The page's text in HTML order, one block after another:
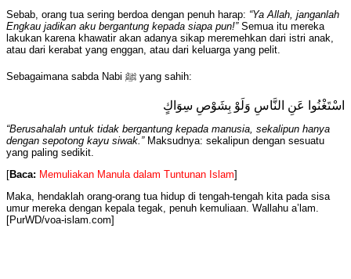
Sebab, orang tua sering berdoa dengan penuh harap: “Ya Allah, janganlah
Engkau jadikan aku bergantung kepada siapa pun!”Semua itu mereka
lakukan karena khawatir akan adanya sikap meremehkan dari istri anak,
atau dari kerabat yang enggan, atau dari keluarga yang pelit.
Sebagaimana sabda Nabi ﷺ yang sahih:
اسْتَغْنُوا عَنِ النَّاسِ وَلَوْ بِشَوْصِ سِوَاكٍ
“Berusahalah untuk tidak bergantung kepada manusia, sekalipun hanya
dengan sepotong kayu siwak.”Maksudnya: sekalipun dengan sesuatu
yang paling sedikit.
[Baca: Memuliakan Manula dalam Tuntunan Islam]
Maka, hendaklah orang-orang tua hidup di tengah-tengah kita pada sisa
umur mereka dengan kepala tegak, penuh kemuliaan. Wallahu a’lam.
[PurWD/voa-islam.com]